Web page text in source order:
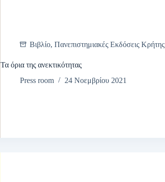
Βιβλίο, Πανεπιστημιακές Εκδόσεις Κρήτης
Τα όρια της ανεκτικότητας
Press room
24 Νοεμβρίου 2021